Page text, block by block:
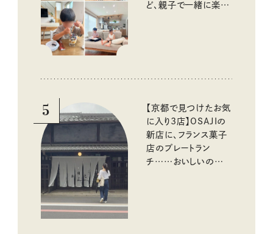
ど、親子で一緒に楽し
5
【京都で見つけたお気
に入り3店】OSAJIの
新店に、フランス菓子
店のプレートラン
チ……おいしいのんび